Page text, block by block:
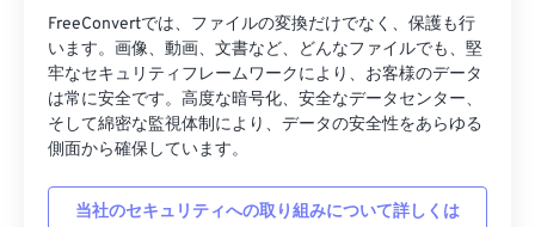
FreeConvertでは、ファイルの変換だけでなく、保護も行
います。画像、動画、文書など、どんなファイルでも、堅
牢なセキュリティフレームワークにより、お客様のデータ
は常に安全です。高度な暗号化、安全なデータセンター、
そして綿密な監視体制により、データの安全性をあらゆる
側面から確保しています。
当社のセキュリティへの取り組みについて詳しくは